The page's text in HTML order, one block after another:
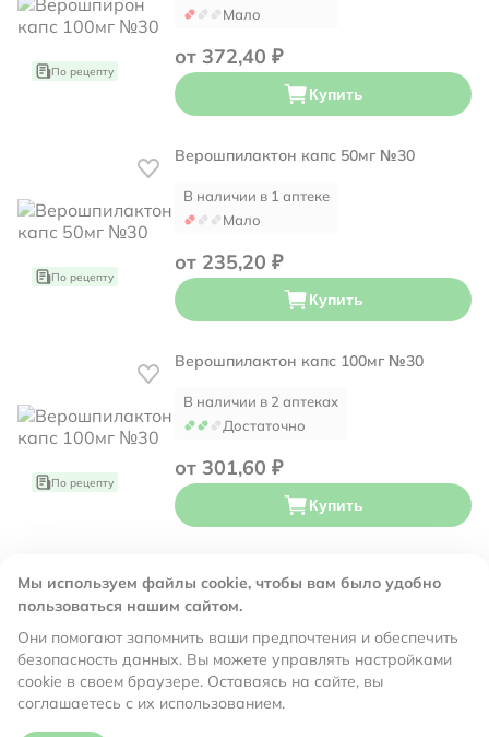
По рецепту
Мало
от 372,40 ₽
Купить
По рецепту
Верошпилактон капс 50мг №30
В наличии в 1 аптеке
Мало
от 235,20 ₽
Купить
По рецепту
Верошпилактон капс 100мг №30
В наличии в 2 аптеках
Достаточно
от 301,60 ₽
Купить
По рецепту
В наличии в 59 аптеках
от 354,50 ₽
Мы используем файлы cookie, чтобы вам было удобно
пользоваться нашим сайтом.
Они помогают запомнить ваши предпочтения и обеспечить
безопасность данных. Вы можете управлять настройками
cookie в своем браузере. Оставаясь на сайте, вы
соглашаетесь с их использованием.